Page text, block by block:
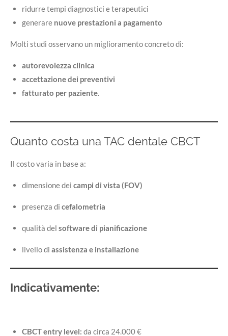
ridurre tempi diagnostici e terapeutici
generare nuove prestazioni a pagamento
Molti studi osservano un miglioramento concreto di:
autorevolezza clinica
accettazione dei preventivi
fatturato per paziente.
Quanto costa una TAC dentale CBCT
Il costo varia in base a:
dimensione dei campi di vista (FOV)
presenza di cefalometria
qualità del software di pianificazione
livello di assistenza e installazione
Indicativamente:
CBCT entry level: da circa 24.000 €